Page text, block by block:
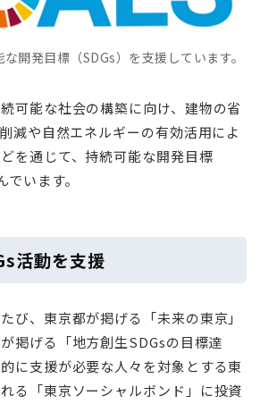
開発目標（SDGs）を支援しています。
可能な社会の構築に向け、建物の省
減や自然エネルギーの有効活用によ
を通じて、持続可能な開発目標
でいます。
活動を支援
び、東京都が掲げる「未来の東京」
掲げる「地方創生SDGsの目標達
に支援が必要な人々を対象とする東
る「東京ソーシャルボンド」に投資